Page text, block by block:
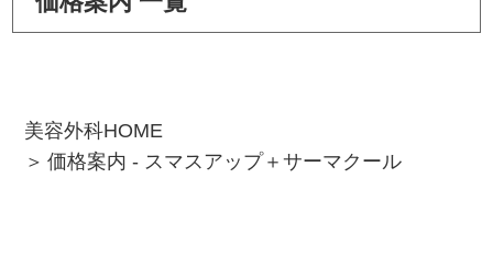
美容外科HOME
価格案内 - スマスアップ＋サーマクール